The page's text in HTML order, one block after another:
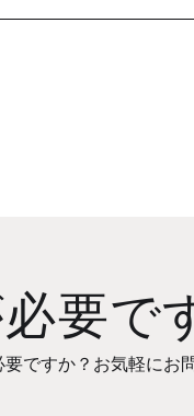
要で
要ですか？お気軽にお